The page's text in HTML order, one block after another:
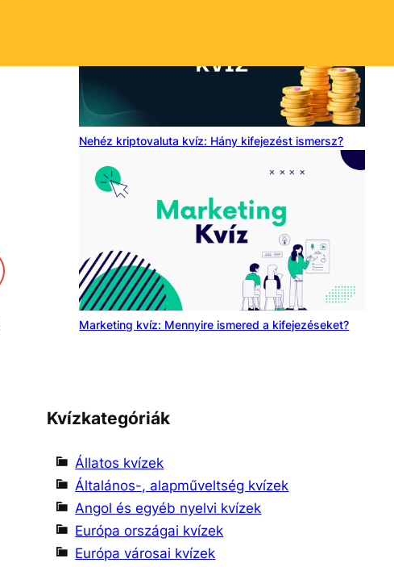
Nehéz kriptovaluta kvíz: Hány kifejezést ismersz?
Marketing kvíz: Mennyire ismered a kifejezéseket?
Kvízkategóriák
Állatos kvízek
Általános-, alapműveltség kvízek
Angol és egyéb nyelvi kvízek
Európa országai kvízek
Európa városai kvízek